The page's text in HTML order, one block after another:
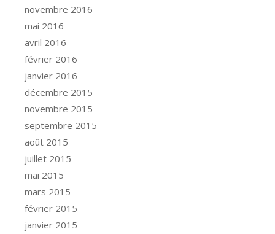
novembre 2016
mai 2016
avril 2016
février 2016
janvier 2016
décembre 2015
novembre 2015
septembre 2015
août 2015
juillet 2015
mai 2015
mars 2015
février 2015
janvier 2015